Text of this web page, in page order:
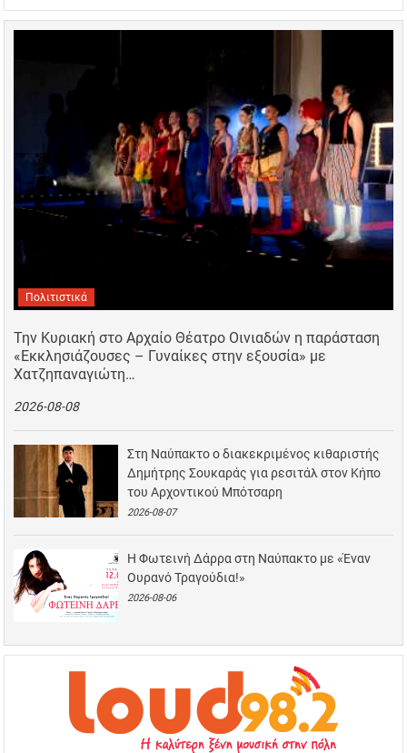
Πολιτιστικά
Την Κυριακή στο Αρχαίο Θέατρο Οινιαδών η παράσταση
«Εκκλησιάζουσες – Γυναίκες στην εξουσία» με
Χατζηπαναγιώτη…
2026-08-08
Στη Ναύπακτο ο διακεκριμένος κιθαριστής
Δημήτρης Σουκαράς για ρεσιτάλ στον Κήπο
του Αρχοντικού Μπότσαρη
2026-08-07
Η Φωτεινή Δάρρα στη Ναύπακτο με «Έναν
Ουρανό Τραγούδια!»
2026-08-06